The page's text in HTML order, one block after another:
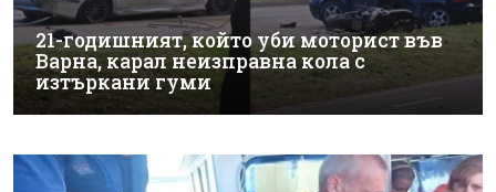
21-годишният, който уби моторист във
Варна, карал неизправна кола с
изтъркани гуми